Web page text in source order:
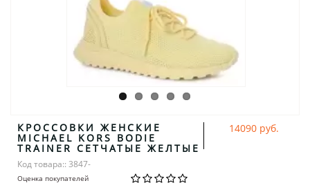
КРОССОВКИ ЖЕНСКИЕ
MICHAEL KORS BODIE
TRAINER СЕТЧАТЫЕ ЖЕЛТЫЕ
Код товара:: 3847-
Оценка покупателей
14090 руб.